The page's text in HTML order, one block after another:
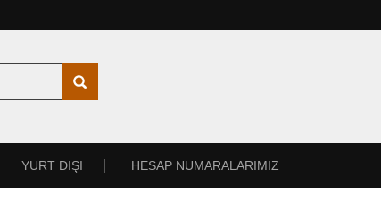
YURT DIŞI HESAP NUMARALARIMIZ